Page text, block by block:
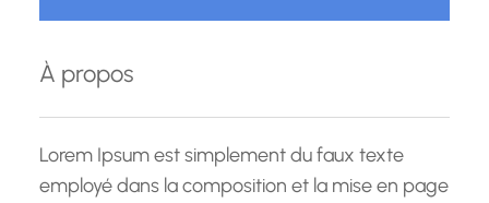
h
r
c
h
À propos
Lorem Ipsum est simplement du faux texte
employé dans la composition et la mise en page